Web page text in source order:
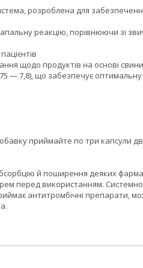
розроблена для забезпечення
реакцію, порівнюючи зі
щодо продуктів на основі
— 7,8), що забезпечує
приймайте по три капсули
й поширення деяких
перед використанням.
антитромбічні препарати,